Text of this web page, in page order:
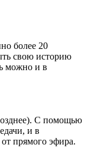
более 20
свою историю
можно и в
С помощью
и в
прямого эфира.